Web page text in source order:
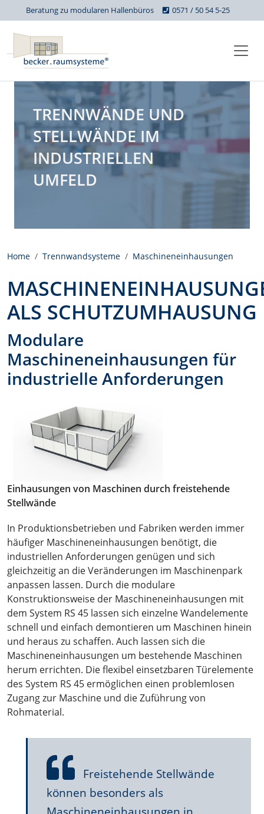
Beratung zu modularen Hallenbüros 0571 / 50 54 5-25
TRENNWÄNDE UND
STELLWÄNDE IM
INDUSTRIELLEN
UMFELD
Home Trennwandsysteme Maschineneinhausungen
ALS SCHUTZUMHAUSUNG
Modulare
Maschineneinhausungen für
industrielle Anforderungen
Einhausungen von Maschinen durch freistehende
Stellwände
In Produktionsbetrieben und Fabriken werden immer
häufiger Maschineneinhausungen benötigt, die
industriellen Anforderungen genügen und sich
gleichzeitig an die Veränderungen im Maschinenpark
anpassen lassen. Durch die modulare
Konstruktionsweise der Maschineneinhausungen mit
dem System RS 45 lassen sich einzelne Wandelemente
schnell und einfach demontieren um Maschinen hinein
und heraus zu schaffen. Auch lassen sich die
Maschineneinhausungen um bestehende Maschinen
herum errichten. Die flexibel einsetzbaren Türelemente
des System RS 45 ermöglichen einen problemlosen
Zugang zur Maschine und die Zuführung von
Rohmaterial.
Freistehende Stellwände
können besonders als